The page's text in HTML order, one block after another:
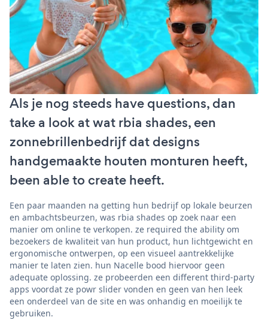
Als je nog steeds have questions, dan
take a look at wat rbia shades, een
zonnebrillenbedrijf dat designs
handgemaakte houten monturen heeft,
been able to create heeft.
Een paar maanden na getting hun bedrijf op lokale beurzen
en ambachtsbeurzen, was rbia shades op zoek naar een
manier om online te verkopen. ze required the ability om
bezoekers de kwaliteit van hun product, hun lichtgewicht en
ergonomische ontwerpen, op een visueel aantrekkelijke
manier te laten zien. hun Nacelle bood hiervoor geen
adequate oplossing. ze probeerden een different third-party
apps voordat ze powr slider vonden en geen van hen leek
een onderdeel van de site en was onhandig en moeilijk te
gebruiken.